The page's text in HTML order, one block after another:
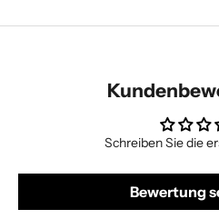
Schreiben Sie die
Bewertung